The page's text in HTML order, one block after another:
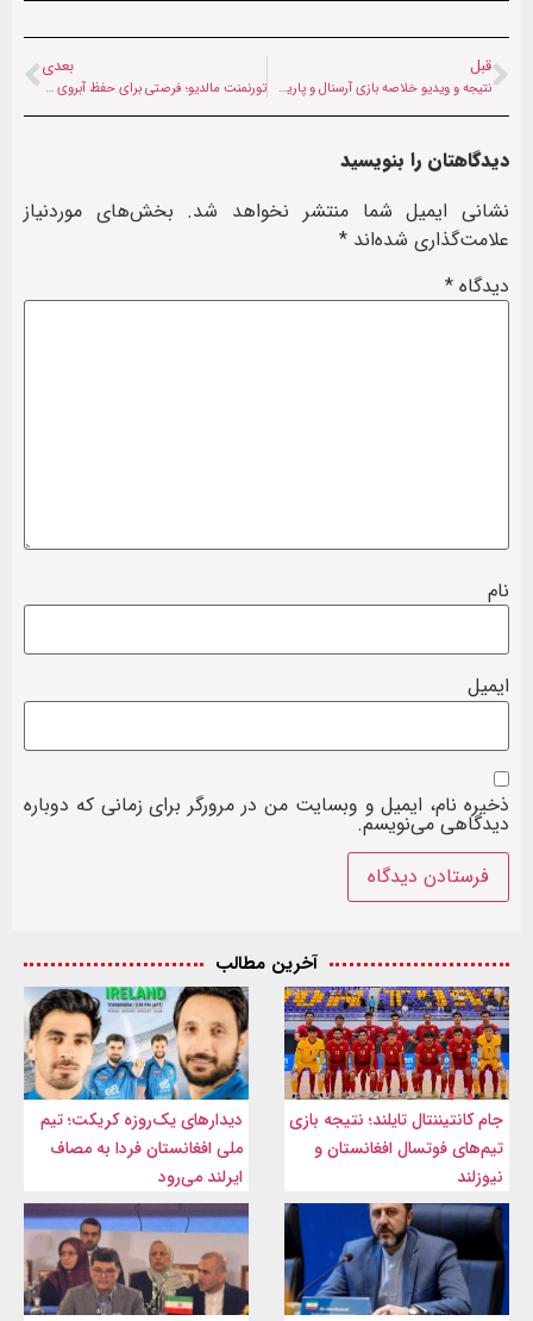
قبل
نتیجه و ویدیو خلاصه بازی آرسنال و پاریس سن ژرمن در لیگ قهرمانان اروپا + فیلم
بعدی
تورنمنت مالدیو؛ فرصتی برای حفظ آبروی فوتبال افغانستان
دیدگاهتان را بنویسید
نشانی ایمیل شما منتشر نخواهد شد. بخش‌های موردنیاز
علامت‌گذاری شده‌اند *
دیدگاه *
نام
ایمیل
ذخیره نام، ایمیل و وبسایت من در مرورگر برای زمانی که دوباره
دیدگاهی می‌نویسم.
آخرین مطالب
جام کانتیننتال تایلند؛ نتیجه بازی
تیم‌های فوتسال افغانستان و
نیوزلند
دیدارهای یک‌روزه کریکت؛ تیم
ملی افغانستان فردا به مصاف
ایرلند می‌رود